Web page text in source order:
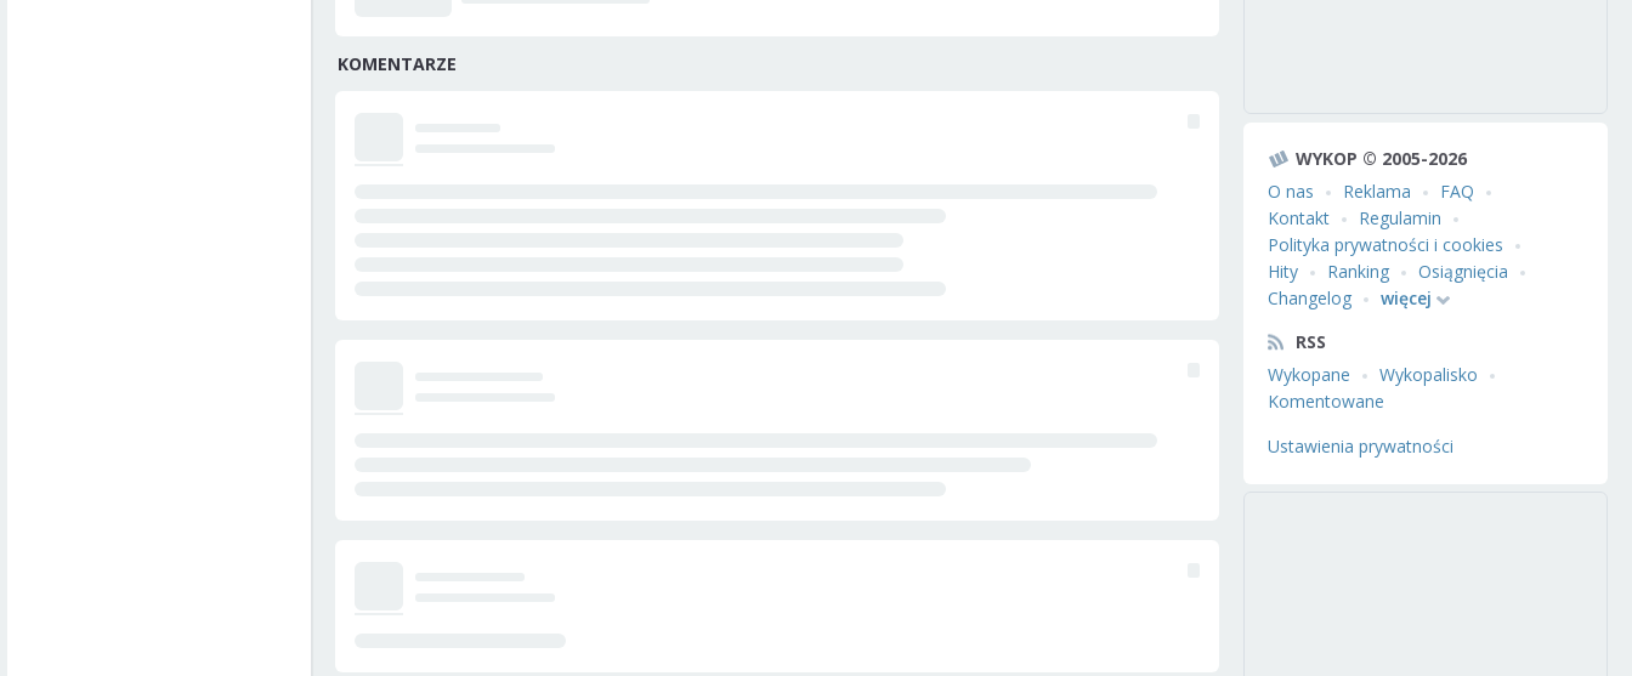
KOMENTARZE
WYKOP © 2005-2026
O nas
Reklama
FAQ
Kontakt
Regulamin
Polityka prywatności i cookies
Hity
Ranking
Osiągnięcia
Changelog
więcej
RSS
Wykopane
Wykopalisko
Komentowane
Ustawienia prywatności